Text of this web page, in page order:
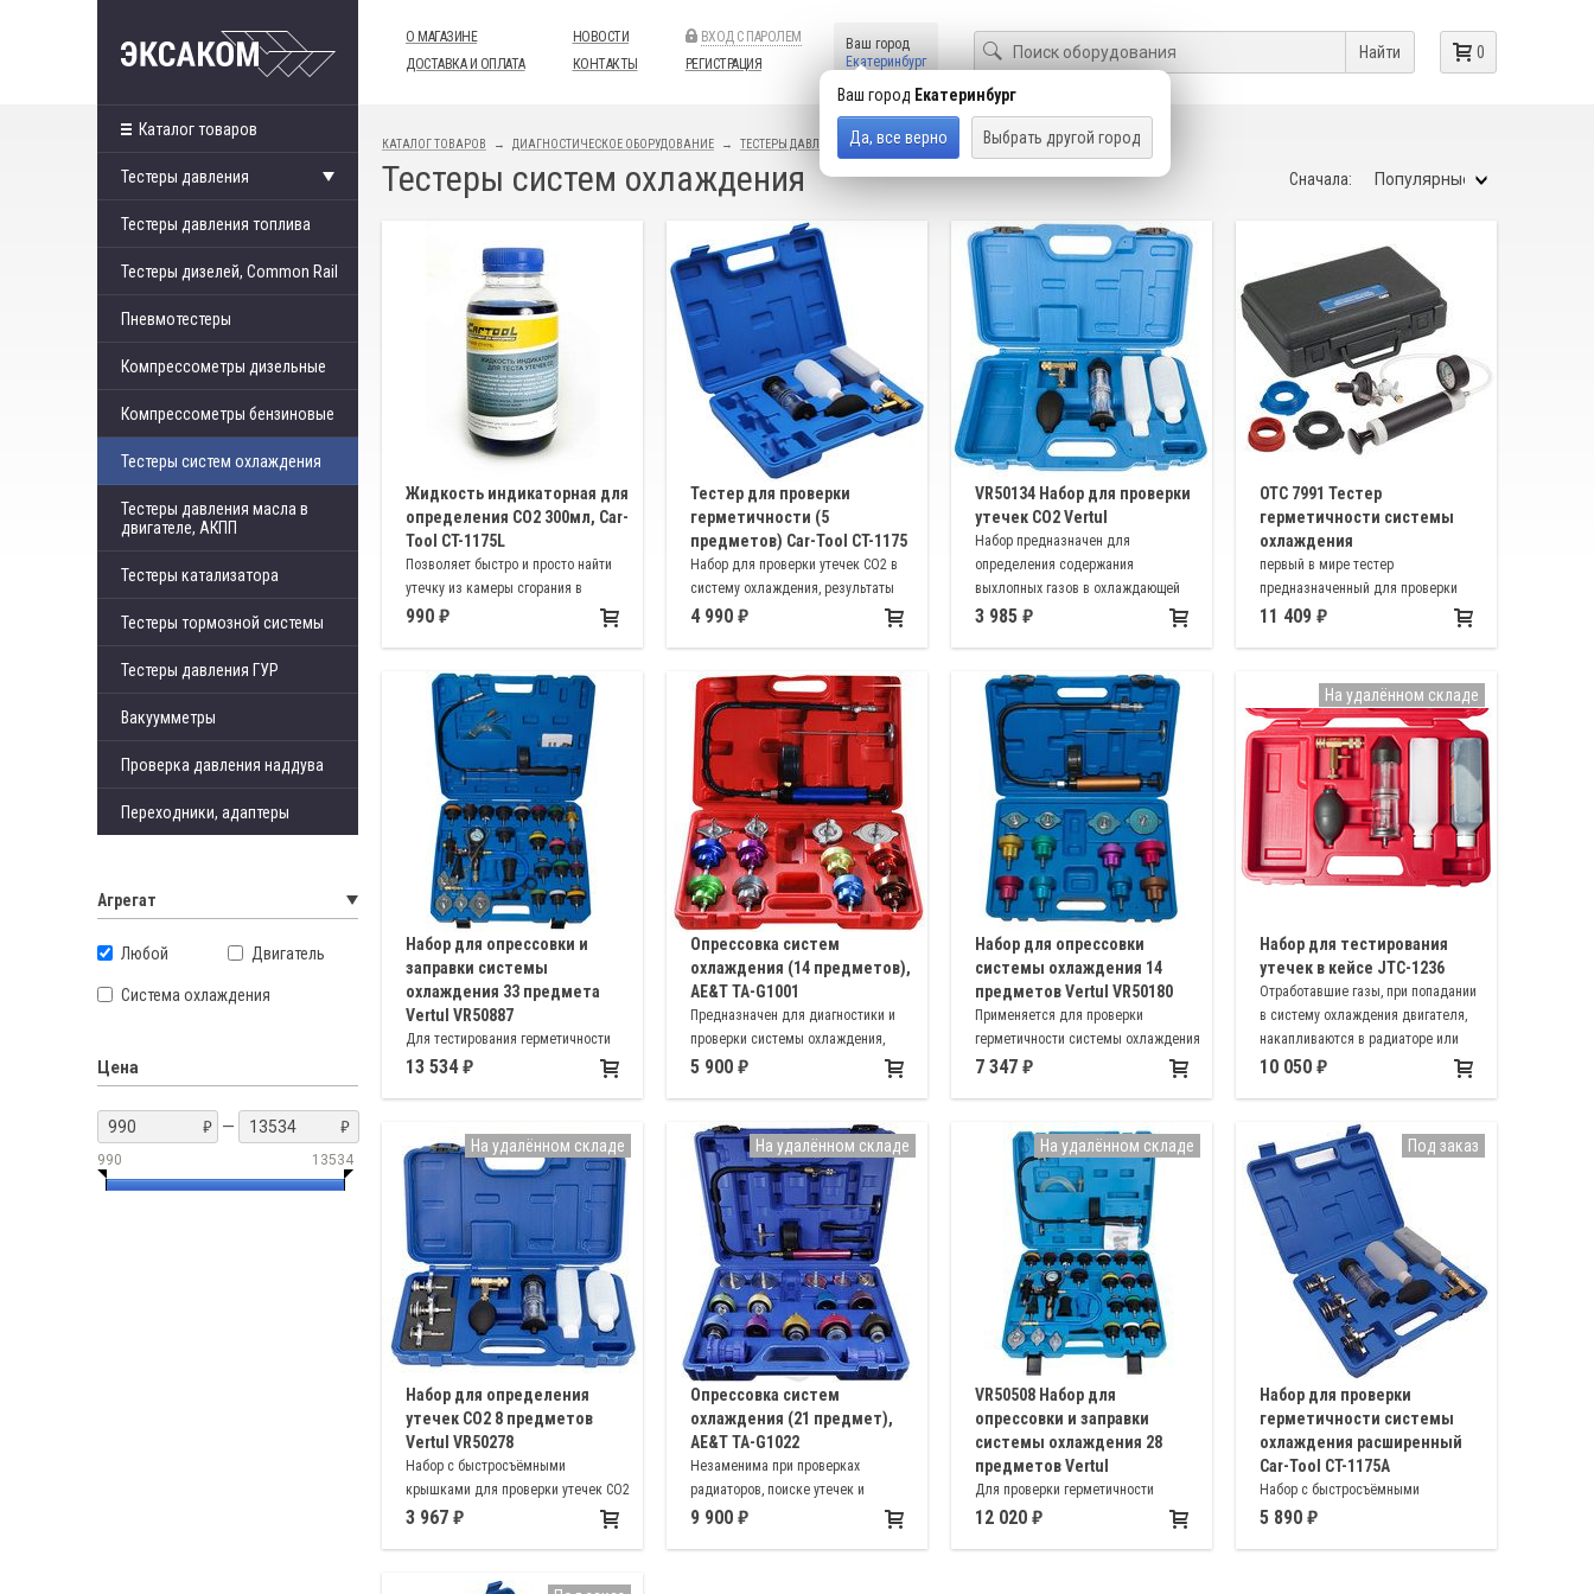
О МАГАЗИНЕ
ДОСТАВКА И ОПЛАТА
НОВОСТИ
КОНТАКТЫ
ВХОД С ПАРОЛЕМ
РЕГИСТРАЦИЯ
Ваш город
Екатеринбург
Ваш город Екатеринбург
Да, все верно Выбрать другой город
Найти 0
Каталог товаров
Тестеры давления
Тестеры давления топлива
Тестеры дизелей, Common Rail
Пневмотестеры
Компрессометры дизельные
Компрессометры бензиновые
Тестеры систем охлаждения
Тестеры давления масла в
двигателе, АКПП
Тестеры катализатора
Тестеры тормозной системы
Тестеры давления ГУР
Вакуумметры
Проверка давления наддува
Переходники, адаптеры
Агрегат
Любой Двигатель
Система охлаждения
Цена
—
990 13534
КАТАЛОГ ТОВАРОВ ДИАГНОСТИЧЕСКОЕ ОБОРУДОВАНИЕ ТЕСТЕРЫ ДАВЛЕНИЯ
Сначала:
Тестеры систем охлаждения
Жидкость индикаторная для
определения CO2 300мл, Car-
Tool CT-1175L
Позволяет быстро и просто найти
утечку из камеры сгорания в
систему охлаждения, в случае
990
Тестер для проверки
герметичности (5
предметов) Car-Tool CT-1175
Набор для проверки утечек СО2 в
систему охлаждения, результаты
тестирования определяются
4 990
VR50134 Набор для проверки
утечек CO2 Vertul
Набор предназначен для
определения содержания
выхлопных газов в охлаждающей
жидкости системы охлаждения
3 985
OTC 7991 Тестер
герметичности системы
охлаждения
первый в мире тестер
предназначенный для проверки
системы охлаждения, который
легковой и легкий коммерческий
транспорт
11 409
Набор для опрессовки и
заправки системы
охлаждения 33 предмета
Vertul VR50887
Для тестирования герметичности
системы охлаждения и заправки
большинства автомобилей.
13 534
Опрессовка систем
охлаждения (14 предметов),
AE&T TA-G1001
Предназначен для диагностики и
проверки системы охлаждения,
проверки целостности радиатора и
5 900
Набор для опрессовки
системы охлаждения 14
предметов Vertul VR50180
Применяется для проверки
герметичности системы охлаждения
7 347
Набор для тестирования
утечек в кейсе JTC-1236
Отработавшие газы, при попадании
в систему охлаждения двигателя,
накапливаются в радиаторе или
расширительном бачке. Тестер
10 050
На удалённом складе
Набор для определения
утечек СО2 8 предметов
Vertul VR50278
Набор с быстросъёмными
крышками для проверки утечек СО2
в систему охлаждения
3 967
На удалённом складе
Опрессовка систем
охлаждения (21 предмет),
AE&T TA-G1022
Незаменима при проверках
радиаторов, поиске утечек и
закачке охлаждающей жидкости
9 900
На удалённом складе
VR50508 Набор для
опрессовки и заправки
системы охлаждения 28
предметов Vertul
Для проверки герметичности
системы охлаждения большинства
12 020
На удалённом складе
Набор для проверки
герметичности системы
охлаждения расширенный
Car-Tool CT-1175A
Набор с быстросъёмными
крышками для проверки утечек СО2
5 890
Под заказ